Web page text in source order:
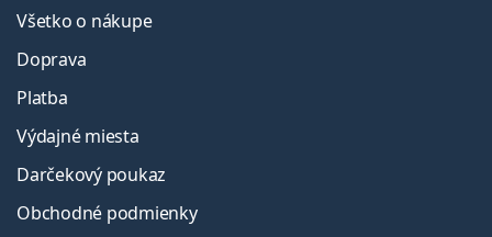
Všetko o nákupe
Doprava
Platba
Výdajné miesta
Darčekový poukaz
Obchodné podmienky